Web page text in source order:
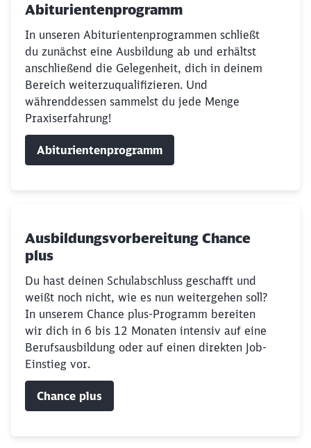
Abiturientenprogramm
In unseren Abiturientenprogrammen schließt
du zunächst eine Ausbildung ab und erhältst
anschließend die Gelegenheit, dich in deinem
Bereich weiterzuqualifizieren. Und
währenddessen sammelst du jede Menge
Praxiserfahrung!
Abiturientenprogramm
Ausbildungsvorbereitung Chance
plus
Du hast deinen Schulabschluss geschafft und
weißt noch nicht, wie es nun weitergehen soll?
In unserem Chance plus-Programm bereiten
wir dich in 6 bis 12 Monaten intensiv auf eine
Berufsausbildung oder auf einen direkten Job-
Einstieg vor.
Chance plus